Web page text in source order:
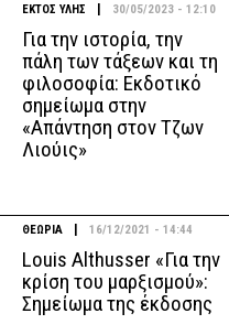
ΕΚΤΟΣ ΥΛΗΣ 30/05/2023 - 12:10
Για την ιστορία, την
πάλη των τάξεων και τη
φιλοσοφία: Εκδοτικό
σημείωμα στην
«Απάντηση στον Τζων
Λιούις»
ΘΕΩΡΙΑ 16/12/2021 - 14:44
Louis Althusser «Για την
κρίση του μαρξισμού»:
Σημείωμα της έκδοσης